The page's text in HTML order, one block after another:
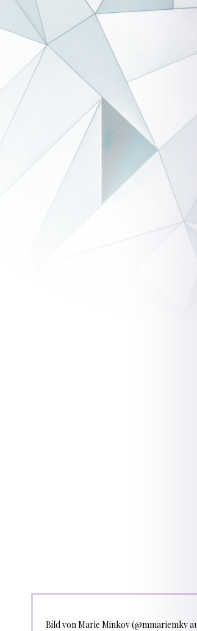
Bild von Marie Minkov (@mmariemkv